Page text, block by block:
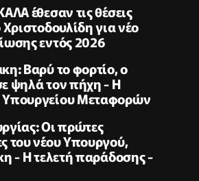
έθεσαν τις θέσεις
για νέο
εντός 2026
Βαρύ το φορτίο, ο
ψηλά τον πήχη - Η
Μεταφορών
Οι πρώτες
του νέου Υπουργού,
- Η τελετή παράδοσης -